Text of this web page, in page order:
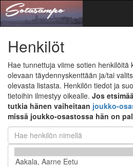
Henkilöt
Hae tunnettuja viime sotien henkilöitä
olevaan täydennyskenttään ja/tai
olevasta listasta. Henkilön tiedot ja
tietoihin ilmestyy oikealle. Jos
tutkia hänen vaiheitaan joukko-
missä joukko-osastossa hän on